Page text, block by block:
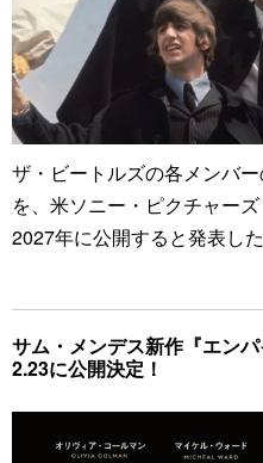
ザ・ビートルズの各メンバ
を、米ソニー・ピクチャー
2027年に公開すると発表した
サム・メンデス新作『エン
2.23に公開決定！